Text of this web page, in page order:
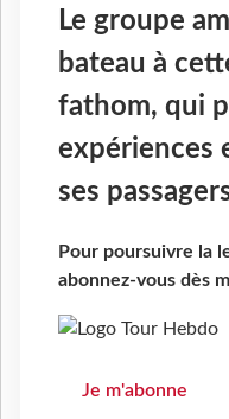
Le groupe
bateau à
fathom, qui
expériences
ses
Pour poursuivre la
abonnez-vous dès
Je m'abonne